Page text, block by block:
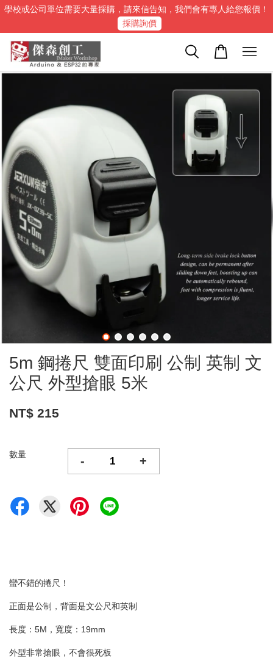
學校或公司單位需要大量採購，請來信告知，我們會有專人給您報價！
採購詢價
5m 鋼捲尺 雙面印刷 公制 英制 文
公尺 外型搶眼 5米
NT$ 215
數量 - +
蠻不錯的捲尺！
正面是公制，背面是文公尺和英制
長度：5M，寬度：19mm
外型非常搶眼，不會很死板